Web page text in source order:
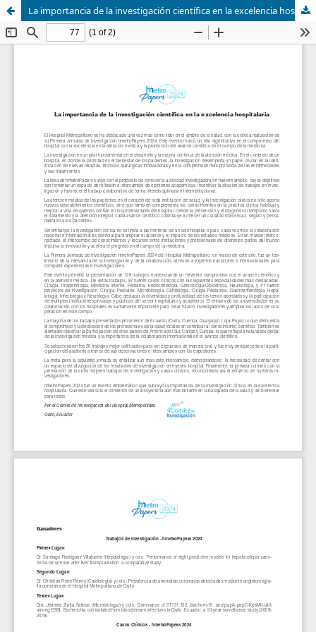
La importancia de la investigación científica en la excelencia hospitalaria